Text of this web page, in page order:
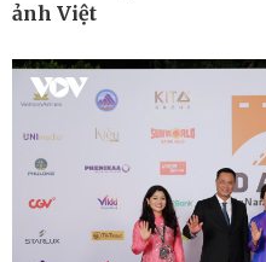
Kinh tế
ảnh Việt